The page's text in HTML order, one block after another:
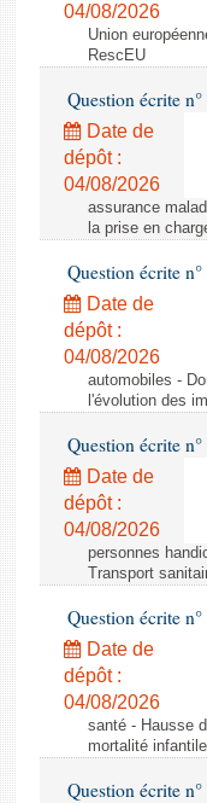
Comptes rendus des
04/08/2026
Union
RescEU
Question écrite
Date de
dépôt :
04/08/2026
assurance
la prise en
Question écrite
Date de
dépôt :
04/08/2026
automobiles -
l'évolution des
Question écrite
Date de
dépôt :
04/08/2026
personnes
Transport
Question écrite
Date de
dépôt :
04/08/2026
santé - Hausse
mortalité
Question écrite